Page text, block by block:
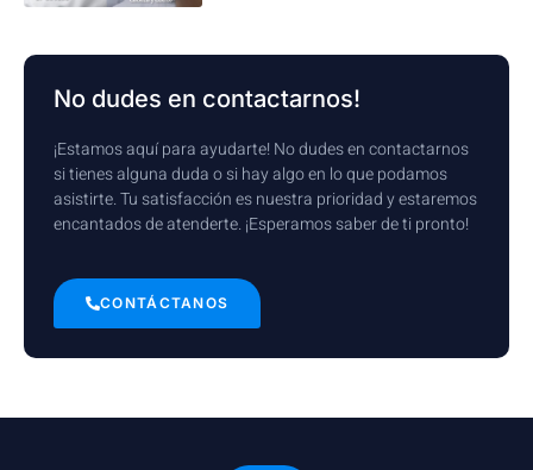
No dudes en contactarnos!
¡Estamos aquí para ayudarte! No dudes en contactarnos
si tienes alguna duda o si hay algo en lo que podamos
asistirte. Tu satisfacción es nuestra prioridad y estaremos
encantados de atenderte. ¡Esperamos saber de ti pronto!
CONTÁCTANOS